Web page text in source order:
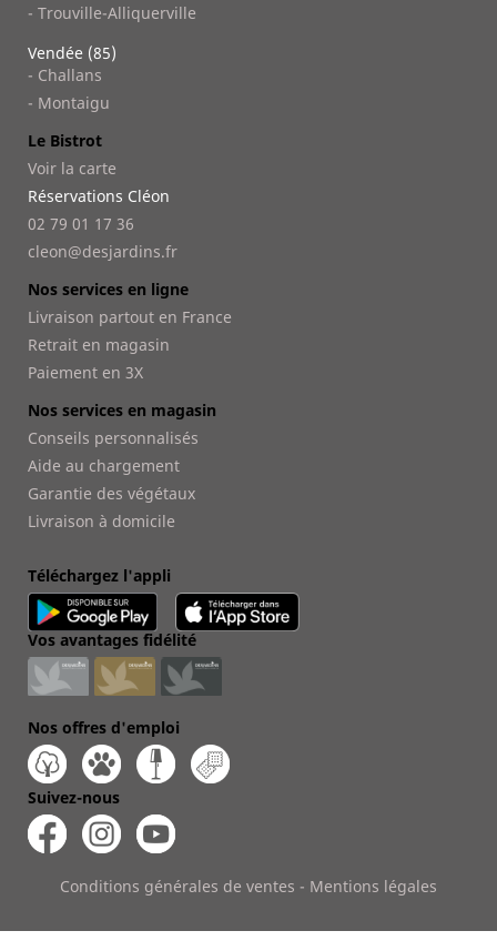
- Trouville-Alliquerville
Vendée (85)
- Challans
- Montaigu
Le Bistrot
Voir la carte
Réservations Cléon
02 79 01 17 36
cleon@desjardins.fr
Nos services en ligne
Livraison partout en France
Retrait en magasin
Paiement en 3X
Nos services en magasin
Conseils personnalisés
Aide au chargement
Garantie des végétaux
Livraison à domicile
Téléchargez l'appli
Vos avantages fidélité
Nos offres d'emploi
Suivez-nous
Conditions générales de ventes - Mentions légales